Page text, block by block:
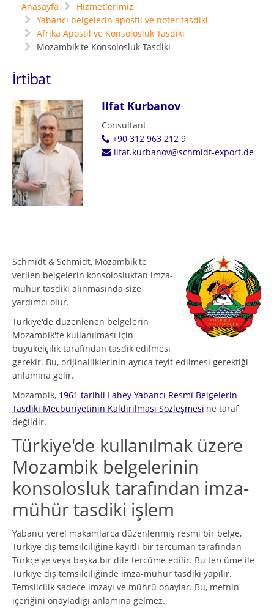
Anasayfa
Hizmetlerimiz
Yabancı belgelerin apostil ve noter tasdiki
Afrika Apostil ve Konsolosluk Tasdiki
Mozambik'te Konsolosluk Tasdiki
İrtibat
Ilfat Kurbanov
Consultant
+90 312 963 212 9
ilfat.kurbanov@schmidt-export.de
Schmidt & Schmidt, Mozambik'te
verilen belgelerin konsolosluktan imza-
mühür tasdiki alınmasında size
yardımcı olur.
Türkiye'de düzenlenen belgelerin
Mozambik'te kullanılması için
büyükelçilik tarafından tasdik edilmesi
gerekir. Bu, orijinalliklerinin ayrıca teyit edilmesi gerektiği
anlamına gelir.
Mozambik, 1961 tarihli Lahey Yabancı Resmî Belgelerin
Tasdiki Mecburiyetinin Kaldırılması Sözleşmesi'ne taraf
değildir.
Türkiye'de kullanılmak üzere
Mozambik belgelerinin
konsolosluk tarafından imza-
mühür tasdiki işlem
Yabancı yerel makamlarca düzenlenmiş resmi bir belge,
Türkiye dış temsilciliğine kayıtlı bir tercüman tarafından
Türkçe'ye veya başka bir dile tercüme edilir. Bu tercüme ile
Türkiye dış temsilciliğinde imza-mühür tasdiki yapılır.
Temsilcilik sadece imzayı ve mührü onaylar. Bu, metnin
içeriğini onayladığı anlamına gelmez.